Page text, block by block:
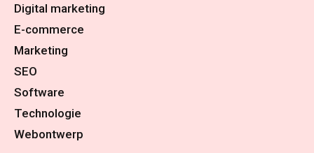
Digital marketing
E-commerce
Marketing
SEO
Software
Technologie
Webontwerp